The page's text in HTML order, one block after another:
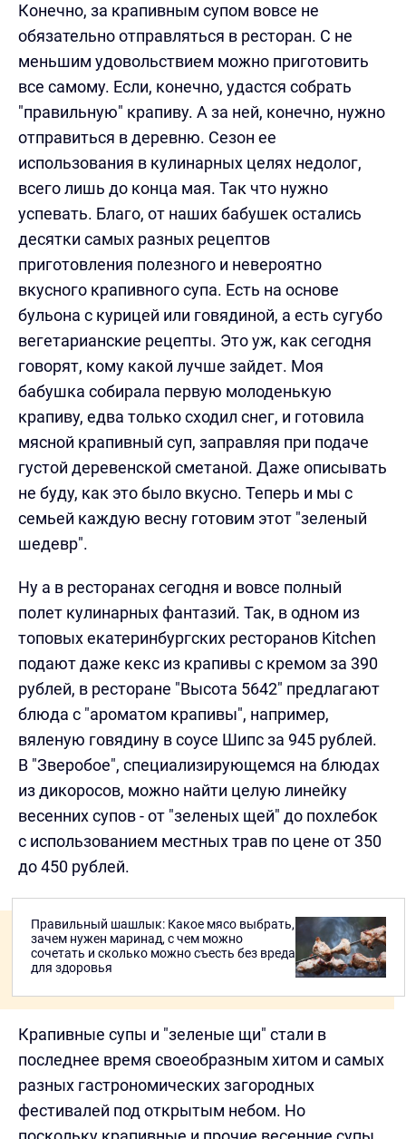
Конечно, за крапивным супом вовсе не
обязательно отправляться в ресторан. С не
меньшим удовольствием можно приготовить
все самому. Если, конечно, удастся собрать
"правильную" крапиву. А за ней, конечно, нужно
отправиться в деревню. Сезон ее
использования в кулинарных целях недолог,
всего лишь до конца мая. Так что нужно
успевать. Благо, от наших бабушек остались
десятки самых разных рецептов
приготовления полезного и невероятно
вкусного крапивного супа. Есть на основе
бульона с курицей или говядиной, а есть сугубо
вегетарианские рецепты. Это уж, как сегодня
говорят, кому какой лучше зайдет. Моя
бабушка собирала первую молоденькую
крапиву, едва только сходил снег, и готовила
мясной крапивный суп, заправляя при подаче
густой деревенской сметаной. Даже описывать
не буду, как это было вкусно. Теперь и мы с
семьей каждую весну готовим этот "зеленый
шедевр".
Ну а в ресторанах сегодня и вовсе полный
полет кулинарных фантазий. Так, в одном из
топовых екатеринбургских ресторанов Kitchen
подают даже кекс из крапивы с кремом за 390
рублей, в ресторане "Высота 5642" предлагают
блюда с "ароматом крапивы", например,
вяленую говядину в соусе Шипс за 945 рублей.
В "Зверобое", специализирующемся на блюдах
из дикоросов, можно найти целую линейку
весенних супов - от "зеленых щей" до похлебок
с использованием местных трав по цене от 350
до 450 рублей.
Правильный шашлык: Какое мясо выбрать,
зачем нужен маринад, с чем можно
сочетать и сколько можно съесть без вреда
для здоровья
Крапивные супы и "зеленые щи" стали в
последнее время своеобразным хитом и самых
разных гастрономических загородных
фестивалей под открытым небом. Но